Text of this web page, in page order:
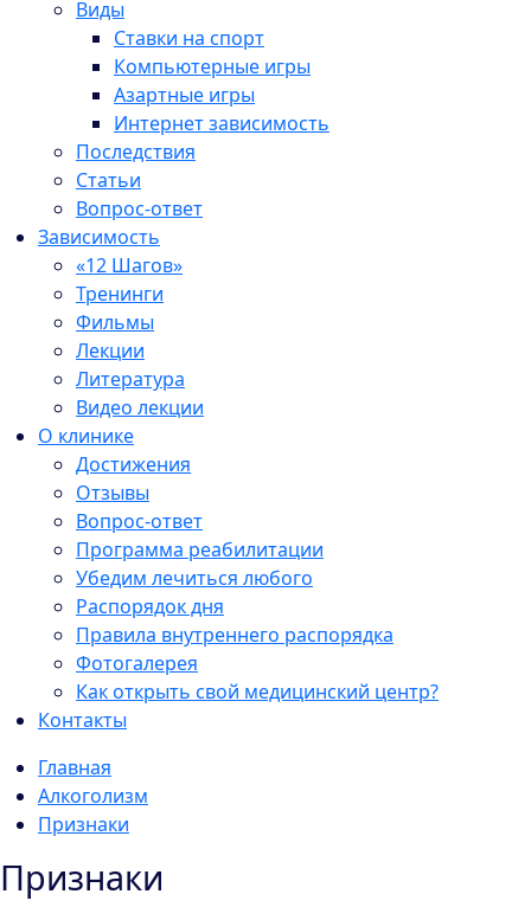
Виды
Ставки на спорт
Компьютерные игры
Азартные игры
Интернет зависимость
Последствия
Статьи
Вопрос-ответ
Зависимость
«12 Шагов»
Тренинги
Фильмы
Лекции
Литература
Видео лекции
О клинике
Достижения
Отзывы
Вопрос-ответ
Программа реабилитации
Убедим лечиться любого
Распорядок дня
Правила внутреннего распорядка
Фотогалерея
Как открыть свой медицинский центр?
Контакты
Главная
Алкоголизм
Признаки
Признаки